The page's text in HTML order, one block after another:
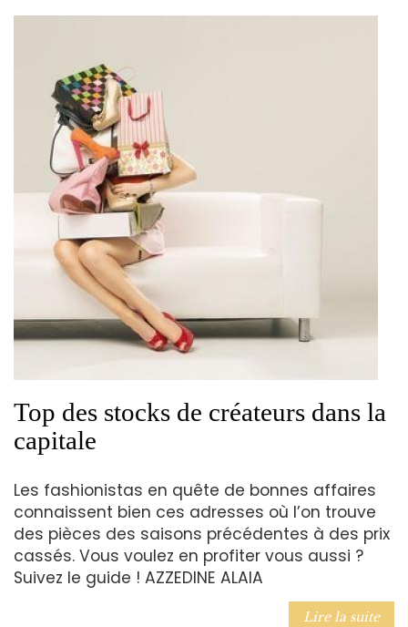
Top des stocks de créateurs dans la
capitale
Les fashionistas en quête de bonnes affaires
connaissent bien ces adresses où l’on trouve
des pièces des saisons précédentes à des prix
cassés. Vous voulez en profiter vous aussi ?
Suivez le guide ! AZZEDINE ALAIA
Lire la suite